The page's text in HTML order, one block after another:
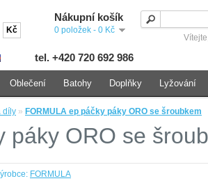
Kč
Nákupní košík
0 položek - 0 Kč
tel. +420 720 692 986
díly » FORMULA ep páčky páky ORO se šroubkem
páky ORO se
FORMULA
Oblečení Batohy Doplňky Lyžování